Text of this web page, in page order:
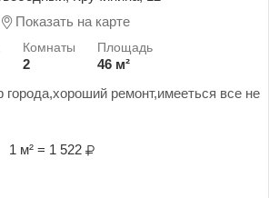
Показать на карте
2
46 м²
города,хороший ремонт,имееться все не
1 м² = 1 522